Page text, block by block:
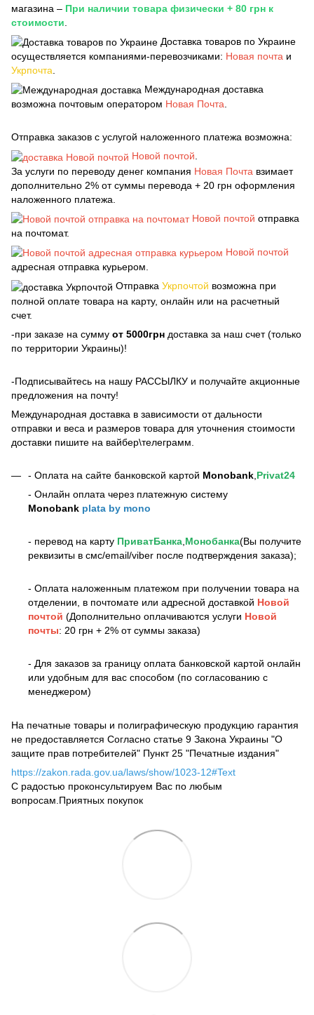
магазина – При наличии товара физически + 80 грн к
стоимости
Доставка товаров по Украине
осуществляется компаниями-перевозчиками: Новая почта и
Укрпочта
Международная доставка
возможна почтовым оператором Новая Почта.
Отправка заказов с услугой наложенного платежа возможна:
Новой почтой.
За услуги по переводу денег компания Новая Почта взимает
дополнительно 2% от суммы перевода + 20 грн оформления
наложенного платежа.
Новой почтой отправка
на почтомат.
Новой почтой
адресная отправка курьером.
Отправка Укрпочтой возможна при
полной оплате товара на карту, онлайн или на расчетный
счет.
-при заказе на сумму от 5000грн доставка за наш счет (только
по территории Украины)!
-Подписывайтесь на нашу РАССЫЛКУ и получайте акционные
предложения на почту!
Международная доставка в зависимости от дальности
отправки и веса и размеров товара для уточнения стоимости
доставки пишите на вайбер\телеграмм.
- Оплата на сайте банковской картой Monobank Privat24
- Онлайн оплата через платежную систему
Monobank plata by mono
- перевод на карту ПриватБанка Монобанка(Вы получите
реквизиты в смс/email/viber после подтверждения заказа);
- Оплата наложенным платежом при получении товара на
отделении, в почтомате или адресной доставкой Новой
почтой (Дополнительно оплачиваются услуги Новой
почты: 20 грн + 2% от суммы заказа)
- Для заказов за границу оплата банковской картой онлайн
или удобным для вас способом (по согласованию с
менеджером)
На печатные товары и полиграфическую продукцию гарантия
не предоставляется Согласно статье 9 Закона Украины "О
защите прав потребителей" Пункт 25 "Печатные издания"
https://zakon.rada.gov.ua/laws/show/1023-12#Text
С радостью проконсультируем Вас по любым
вопросам.Приятных покупок